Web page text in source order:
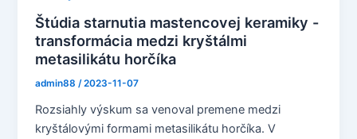
Štúdia starnutia mastencovej keramiky -
transformácia medzi kryštálmi
metasilikátu horčíka
admin88/2023-11-07
Rozsiahly výskum sa venoval premene medzi
kryštálovými formami metasilikátu horčíka. V